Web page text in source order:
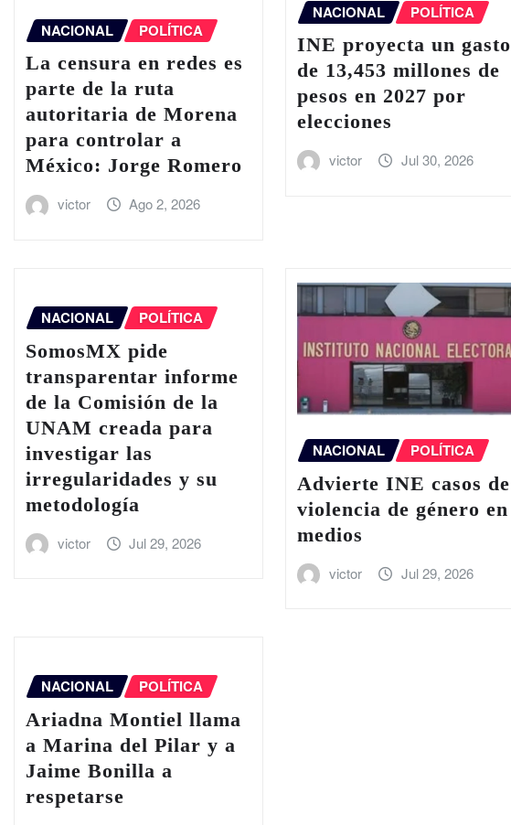
NACIONAL POLÍTICA
La censura en redes es
parte de la ruta
autoritaria de Morena
para controlar a
México: Jorge Romero
victor Ago 2, 2026
NACIONAL POLÍTICA
INE proyecta un gasto
de 13,453 millones de
pesos en 2027 por
elecciones
victor Jul 30, 2026
NACIONAL POLÍTICA
SomosMX pide
transparentar informe
de la Comisión de la
UNAM creada para
investigar las
irregularidades y su
metodología
victor Jul 29, 2026
NACIONAL POLÍTICA
Advierte INE casos de
violencia de género en
medios
victor Jul 29, 2026
NACIONAL POLÍTICA
Ariadna Montiel llama
a Marina del Pilar y a
Jaime Bonilla a
respetarse